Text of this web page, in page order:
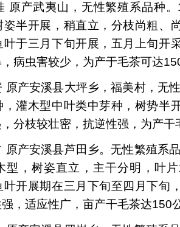
产武夷山，无性繁殖系品种。
姿半开展，稍直立，分枝尚粗、
叶于三月下旬开展，五月上旬开
病虫害较少，为产于毛茶可达
产安溪县大坪乡，福美村，无
，灌木型中叶类中芽种，树势半
分枝较壮密，抗逆性强，为产
产安溪县芦田乡。无性繁殖系
型，树姿直立，主干分明，叶
叶开展期在三月下旬至四月下旬
，适应性广，亩产干毛茶达150